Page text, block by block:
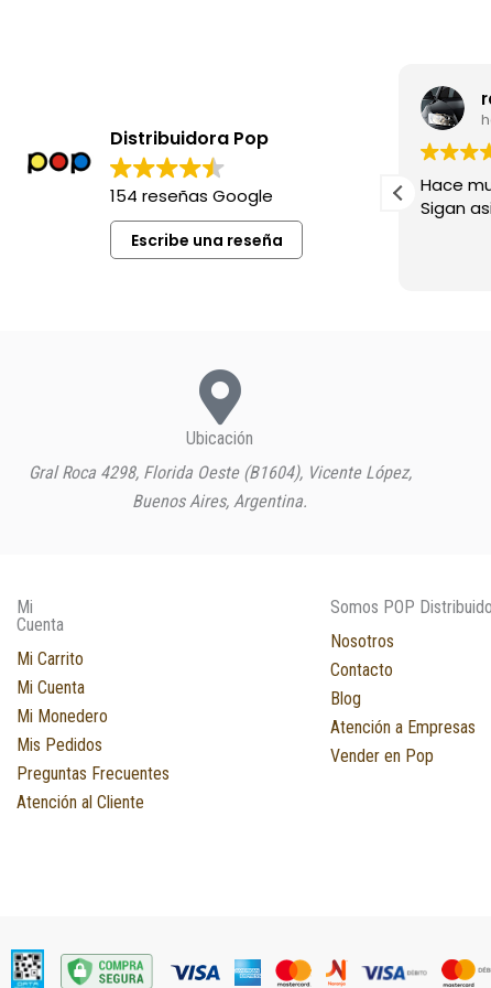
Distribuidora Pop
154 reseñas Google
Escribe una reseña
Excelente siempre !
Hace
Sigan
Ubicación
Gral Roca 4298, Florida Oeste (B1604), Vicente López,
Buenos Aires, Argentina.
Mi
Cuenta
Mi Carrito
Mi Cuenta
Mi Monedero
Mis Pedidos
Preguntas Frecuentes
Atención al Cliente
Somos POP
Nosotros
Contacto
Blog
Atención a Empresas
Vender en Pop